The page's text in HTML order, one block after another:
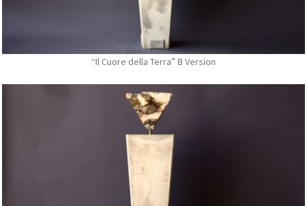
“Il Cuore della Terra” B Version